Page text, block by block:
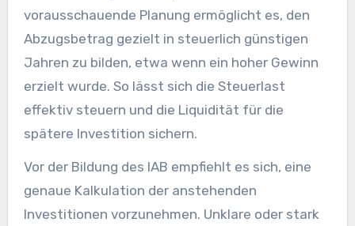
vorausschauende Planung ermöglicht es, den
Abzugsbetrag gezielt in steuerlich günstigen
Jahren zu bilden, etwa wenn ein hoher Gewinn
erzielt wurde. So lässt sich die Steuerlast
effektiv steuern und die Liquidität für die
spätere Investition sichern.
Vor der Bildung des IAB empfiehlt es sich, eine
genaue Kalkulation der anstehenden
Investitionen vorzunehmen. Unklare oder stark